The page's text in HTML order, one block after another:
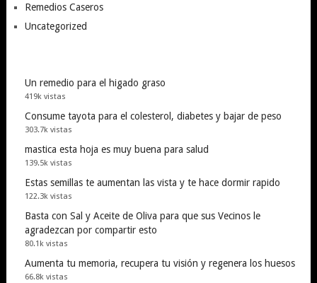
Remedios Caseros
Uncategorized
Un remedio para el higado graso
419k vistas
Consume tayota para el colesterol, diabetes y bajar de peso
303.7k vistas
mastica esta hoja es muy buena para salud
139.5k vistas
Estas semillas te aumentan las vista y te hace dormir rapido
122.3k vistas
Basta con Sal y Aceite de Oliva para que sus Vecinos le
agradezcan por compartir esto
80.1k vistas
Aumenta tu memoria, recupera tu visión y regenera los huesos
66.8k vistas